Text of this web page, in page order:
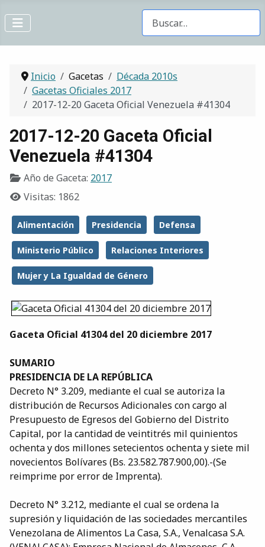
Buscar Gacetas
Inicio Gacetas
Década 2010s
Gacetas Oficiales 2017
2017-12-20 Gaceta Oficial Venezuela #41304
2017-12-20 Gaceta Oficial
Venezuela #41304
Año de Gaceta: 2017
Visitas: 1862
Alimentación Presidencia Defensa
Ministerio Público Relaciones Interiores
Mujer y La Igualdad de Género
Gaceta Oficial 41304 del 20 diciembre 2017
SUMARIO
PRESIDENCIA DE LA REPÚBLICA
Decreto N° 3.209, mediante el cual se autoriza la
distribución de Recursos Adicionales con cargo al
Presupuesto de Egresos del Gobierno del Distrito
Capital, por la cantidad de veintitrés mil quinientos
ochenta y dos millones setecientos ochenta y siete mil
novecientos Bolívares (Bs. 23.582.787.900,00).-(Se
reimprime por error de Imprenta).
Decreto N° 3.212, mediante el cual se ordena la
supresión y liquidación de las sociedades mercantiles
Venezolana de Alimentos La Casa, S.A., Venalcasa S.A.